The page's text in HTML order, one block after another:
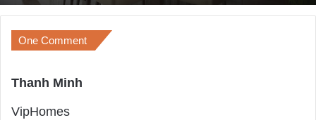
One Comment
Thanh Minh
VipHomes